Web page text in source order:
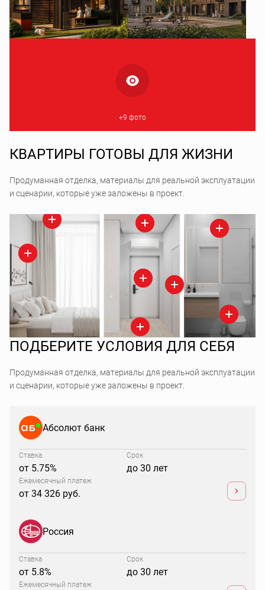
+9 фото
КВАРТИРЫ ГОТОВЫ ДЛЯ ЖИЗНИ
Продуманная отделка, материалы для реальной эксплуатации
и сценарии, которые уже заложены в проект.
ПОДБЕРИТЕ УСЛОВИЯ ДЛЯ СЕБЯ
Продуманная отделка, материалы для реальной эксплуатации
и сценарии, которые уже заложены в проект.
Абсолют банк
Ставка
от 5.75%
Срок
до 30 лет
Ежемесячный платеж
от 34 326 руб.
Россия
Ставка
от 5.8%
Срок
до 30 лет
Ежемесячный платеж